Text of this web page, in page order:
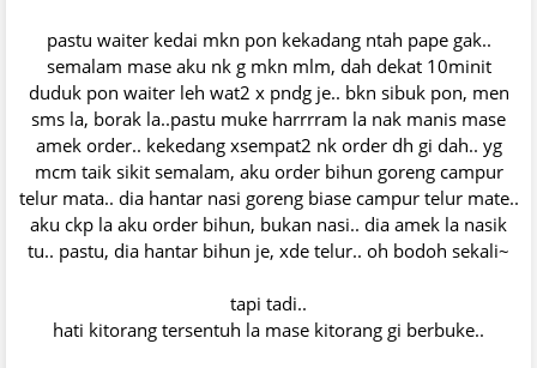
pastu waiter kedai mkn pon kekadang ntah pape gak..
semalam mase aku nk g mkn mlm, dah dekat 10minit
duduk pon waiter leh wat2 x pndg je.. bkn sibuk pon, men
sms la, borak la..pastu muke harrrram la nak manis mase
amek order.. kekedang xsempat2 nk order dh gi dah.. yg
mcm taik sikit semalam, aku order bihun goreng campur
telur mata.. dia hantar nasi goreng biase campur telur mate..
aku ckp la aku order bihun, bukan nasi.. dia amek la nasik
tu.. pastu, dia hantar bihun je, xde telur.. oh bodoh sekali~
tapi tadi..
hati kitorang tersentuh la mase kitorang gi berbuke..